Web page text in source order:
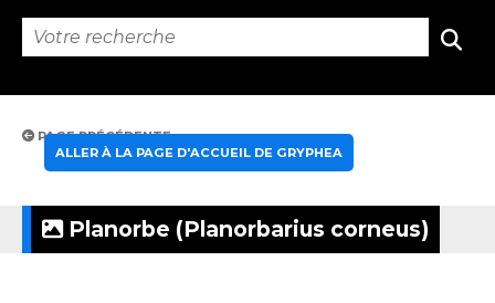
PAGE PRÉCÉDENTE
ALLER À LA PAGE D'ACCUEIL DE GRYPHEA
Planorbe (Planorbarius corneus)